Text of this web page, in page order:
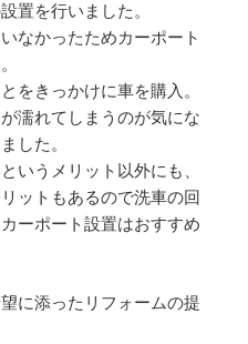
置を行いました。
なかったためカーポート
をきっかけに車を購入。
濡れてしまうのが気にな
した。
いうメリット以外にも、
ットもあるので洗車の回
ーポート設置はおすすめ
に添ったリフォームの提